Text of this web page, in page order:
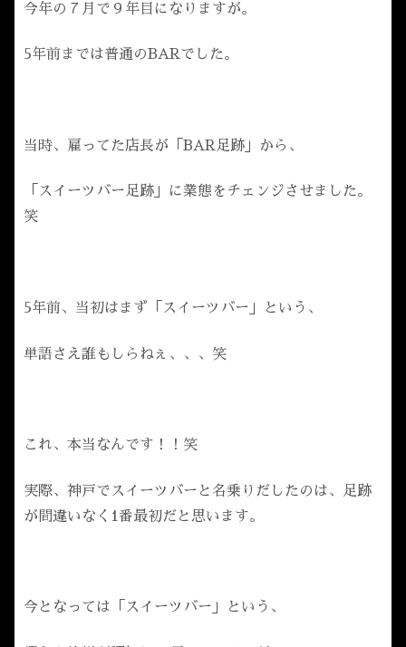
今年の７月で９年目になりますが。
5年前までは普通のBARでした。
当時、雇ってた店長が「BAR足跡」から、
「スイーツバー足跡」に業態をチェンジさせました。
笑
5年前、当初はまず「スイーツバー」という、
単語さえ誰もしらねぇ、、、笑
これ、本当なんです！！笑
実際、神戸でスイーツバーと名乗りだしたのは、足跡
が間違いなく1番最初だと思います。
今となっては「スイーツバー」という、